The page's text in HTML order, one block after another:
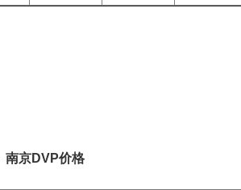
南京DVP价格